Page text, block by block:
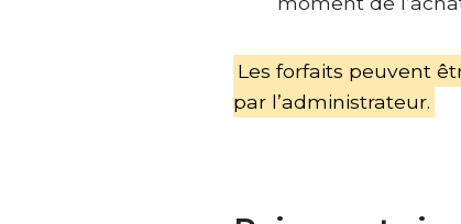
Les forfaits peuvent
par l’administrateur.